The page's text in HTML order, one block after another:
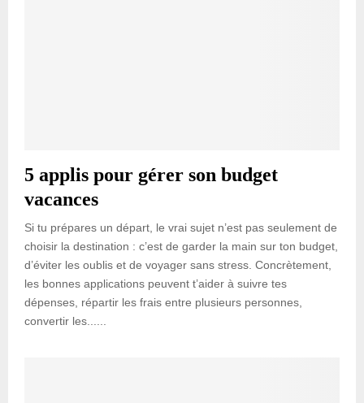
5 applis pour gérer son budget
vacances
Si tu prépares un départ, le vrai sujet n’est pas seulement de
choisir la destination : c’est de garder la main sur ton budget,
d’éviter les oublis et de voyager sans stress. Concrètement,
les bonnes applications peuvent t’aider à suivre tes
dépenses, répartir les frais entre plusieurs personnes,
convertir les......